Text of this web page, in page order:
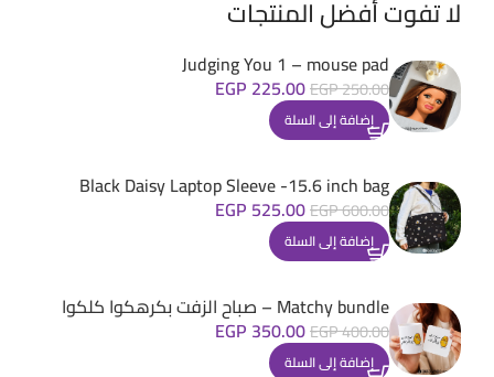
لا تفوت أفضل المنتجات
Judging You 1 – mouse pad
EGP250.00
EGP 225.00
إضافة إلى السلة
Black Daisy Laptop Sleeve -15.6 inch bag
EGP600.00
EGP 525.00
إضافة إلى السلة
Matchy bundle – صباح الزفت بكرهكوا كلكوا
EGP400.00
EGP 350.00
إضافة إلى السلة